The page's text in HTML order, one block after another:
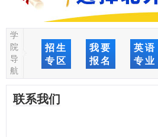
学
院
导
航
招生
专区
我要
报名
英语
专业
联系我们